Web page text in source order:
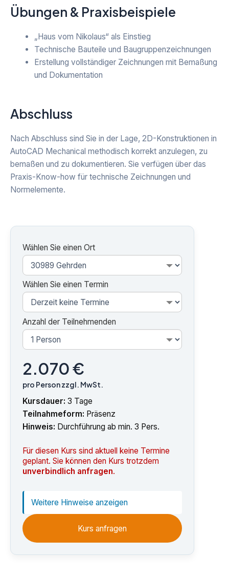
Übungen & Praxisbeispiele
„Haus vom Nikolaus“ als Einstieg
Technische Bauteile und Baugruppenzeichnungen
Erstellung vollständiger Zeichnungen mit Bemaßung
und Dokumentation
Abschluss
Nach Abschluss sind Sie in der Lage, 2D-Konstruktionen in
AutoCAD Mechanical methodisch korrekt anzulegen, zu
bemaßen und zu dokumentieren. Sie verfügen über das
Praxis-Know-how für technische Zeichnungen und
Normelemente.
Wählen Sie einen Ort
Wählen Sie einen Termin
Anzahl der Teilnehmenden
2.070 €
pro Person zzgl. MwSt.
Kursdauer: 3 Tage
Teilnahmeform: Präsenz
Hinweis: Durchführung ab min. 3 Pers.
Für diesen Kurs sind aktuell keine Termine
geplant. Sie können den Kurs trotzdem
unverbindlich anfragen.
Weitere Hinweise anzeigen
Kurs anfragen